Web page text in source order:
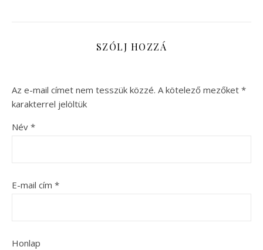
SZÓLJ HOZZÁ
Az e-mail címet nem tesszük közzé. A kötelező mezőket *
karakterrel jelöltük
Név *
E-mail cím *
Honlap